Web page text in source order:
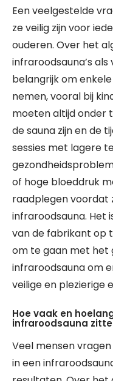
Een veelgestelde
ze veilig zijn voor
ouderen. Over het
infraroodsauna’s
belangrijk om
nemen, vooral bij
moeten altijd onder
de sauna zijn en de
sessies met lagere
of hoge bloeddruk
raadplegen voordat
infraroodsauna. Het
van de fabrikant op
om te gaan met het
infraroodsauna om
veilige en plezierige
Hoe vaak en
infraroodsauna
Veel mensen
in een